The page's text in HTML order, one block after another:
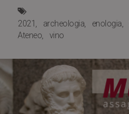
2021 archeologia enologia
Ateneo
vino